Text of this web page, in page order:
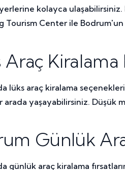
kolayca
Tourism Center ile
Araç
lüks araç kiralama
arada yaşayabilirsiniz. Düşük
Günlük
günlük araç kiralama